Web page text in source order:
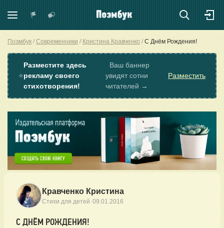
Поэмбук Современники Кристина Кравченко С Днём Рождения!
⭐
Разместите здесь
рекламу своего
стихотворения!
Ваш баннер
увидят сотни
читателей →
Разместить
Кравченко Кристина
Стихи для детей ·09.01.2016
С ДНЁМ РОЖДЕНИЯ!